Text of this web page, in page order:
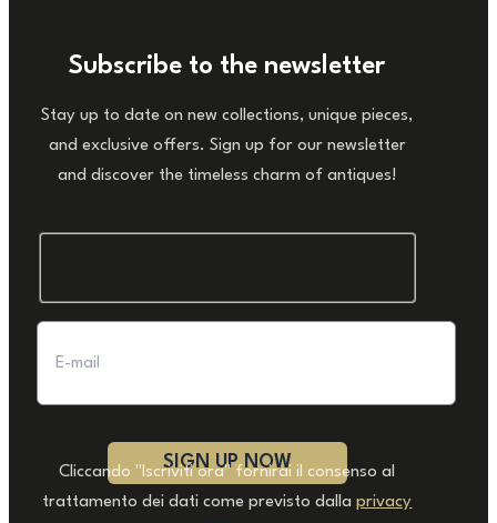
Subscribe to the newsletter
Stay up to date on new collections, unique pieces,
and exclusive offers. Sign up for our newsletter
and discover the timeless charm of antiques!
Cliccando "Iscriviti ora" fornirai il consenso al
trattamento dei dati come previsto dallaprivacy